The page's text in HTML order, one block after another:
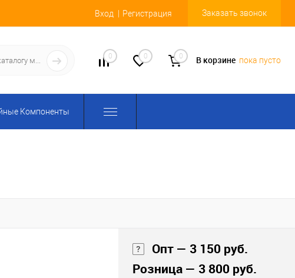
Вход Регистрация Заказать звонок
0 0 0 В корзине пока пусто
Компоненты
Опт — 3 150 руб.
Розница — 3 800 руб.